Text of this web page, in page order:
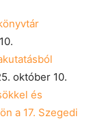
október 10.
és
a 17. Szegedi